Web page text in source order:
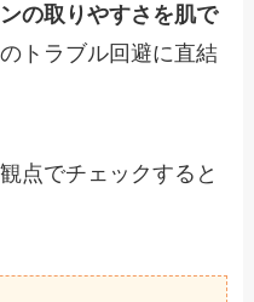
の取りやすさを肌で
トラブル回避に直結
点でチェックすると